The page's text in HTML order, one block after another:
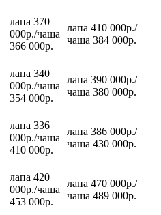
лапа 370
000р./чаша
366 000р.
лапа 410 000р./
чаша 384 000р.
лапа 340
000р./чаша
354 000р.
лапа 390 000р./
чаша 380 000р.
лапа 336
000р./чаша
410 000р.
лапа 386 000р./
чаша 430 000р.
лапа 420
000р./чаша
453 000р.
лапа 470 000р./
чаша 489 000р.